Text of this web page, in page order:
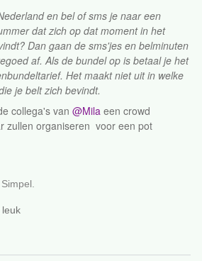
en bel of sms je naar een
dat zich op dat moment in het
Dan gaan de sms'jes en belminuten
af. Als de bundel op is betaal je het
Het maakt niet uit in welke
je belt zich bevindt.
collega's van @Mila een crowd
zullen organiseren voor een pot
leuk